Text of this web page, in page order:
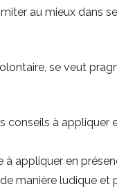
au mieux dans
se veut
conseils à appliquer
à appliquer en
manière ludique et